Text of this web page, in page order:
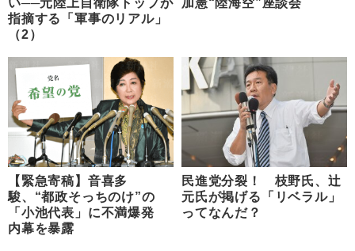
指摘する「軍事のリアル」
（2）
【緊急寄稿】音喜多
駿、“都政そっちのけ”の
「小池代表」に不満爆発
内幕を暴露
民進党分裂！ 枝野氏、辻
元氏が掲げる「リベラル」
ってなんだ？